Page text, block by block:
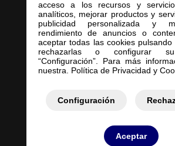
acceso a los recursos y
analíticos, mejorar productos y
publicidad personalizada y
rendimiento de anuncios o
aceptar todas las cookies pulsando
rechazarlas o configurar
“Configuración”. Para más
nuestra. Política de Privacidad y
Configuración
Aceptar
Inicio
Empresa
Servicios
Contacto
Mis Pedidos